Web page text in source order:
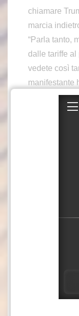
chiamare
marcia
“Parla tanto,
dalle tariffe
vedete così
manifestante
a mano:
Reich”.
nostro è un
ha detto una
solo. Ogni
sottolineato
interessi.
Day”.
Square ha